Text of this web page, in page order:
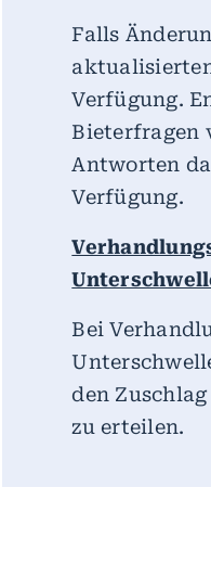
Falls
Verfügung.
Bieterfragen
Antworten
Verfügung.
Bei
den
zu erteilen.